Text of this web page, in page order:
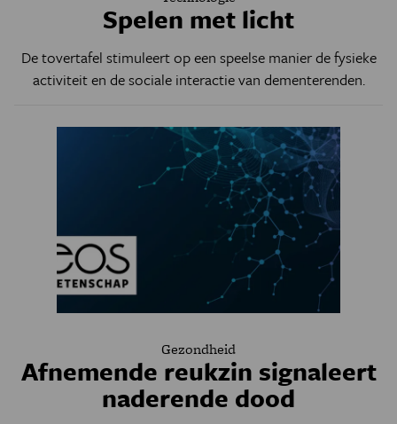
Spelen met licht
De tovertafel stimuleert op een speelse manier de fysieke
activiteit en de sociale interactie van dementerenden.
Gezondheid
Afnemende reukzin signaleert
naderende dood